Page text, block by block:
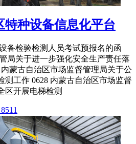
特种设备信息化平台
备检验检测人员考试预报名的函
局关于进一步强化安全生产责任落
蒙古自治区市场监督管理局关于公
测工作 0628 内蒙古自治区市场监督
区开展电梯检测